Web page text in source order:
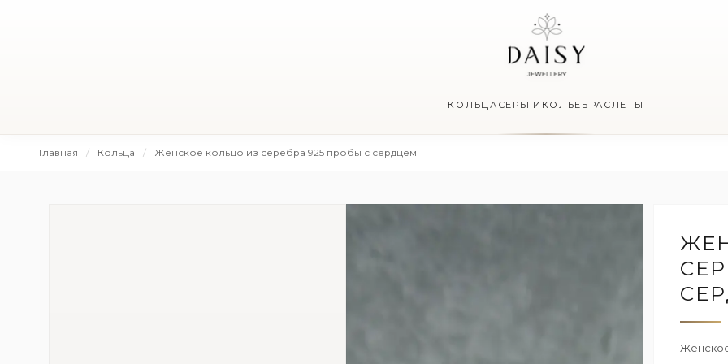
КОЛЬЦА СЕРЬГИ КОЛЬЕ БРАСЛЕТЫ
Главная Кольца Женское кольцо из серебра 925 пробы с сердцем